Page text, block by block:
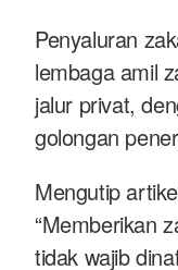
Penyaluran
lembaga amil
jalur privat,
golongan
Mengutip
“Memberikan
tidak wajib